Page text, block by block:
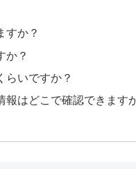
すか？
か？
らいですか？
はどこで確認できます